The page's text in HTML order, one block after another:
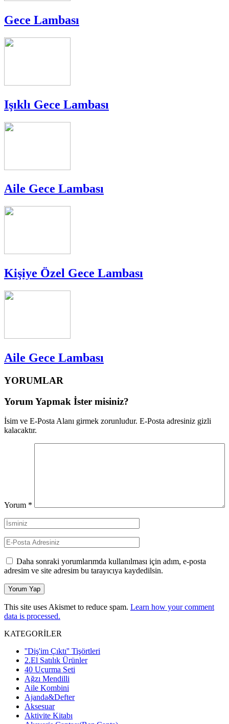
Gece Lambası
Işıklı Gece Lambası
Aile Gece Lambası
Kişiye Özel Gece Lambası
Aile Gece Lambası
YORUMLAR
Yorum Yapmak İster misiniz?
İsim ve E-Posta Alanı girmek zorunludur. E-Posta adresiniz gizli
kalacaktır.
Yorum *
Daha sonraki yorumlarımda kullanılması için adım, e-posta
adresim ve site adresim bu tarayıcıya kaydedilsin.
This site uses Akismet to reduce spam. Learn how your comment
data is processed.
KATEGORİLER
''Diş'im Çıktı'' Tişörtleri
2.El Satılık Ürünler
40 Uçurma Seti
Ağzı Mendilli
Aile Kombini
Ajanda&Defter
Aksesuar
Aktivite Kitabı